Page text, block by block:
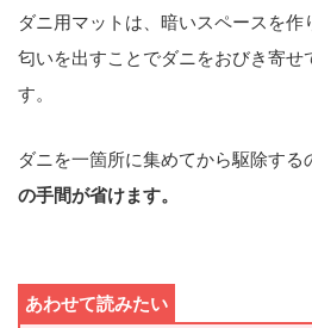
ダニ用マットは、暗いスペースを
匂いを出すことでダニをおびき寄せ
す。
ダニを一箇所に集めてから駆除する
の手間が省けます。